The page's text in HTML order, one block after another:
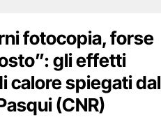
fotocopia, forse
gli effetti
calore spiegati dal
(CNR)